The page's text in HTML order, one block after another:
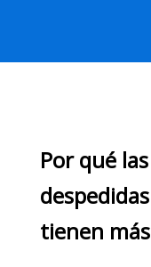
Por qué
tienen